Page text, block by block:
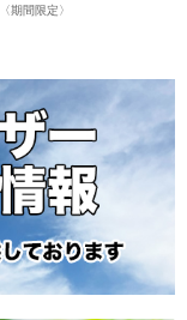
〈期間限定〉